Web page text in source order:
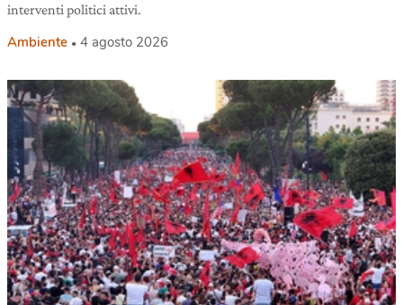
interventi politici attivi.
Ambiente 4 agosto 2026